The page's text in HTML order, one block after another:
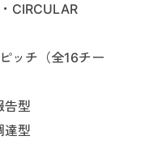
CIRCULAR
ッチ（全16チー
型
型